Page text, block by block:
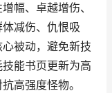
幅、卓越增伤、
减伤、仇恨吸
被动，避免新技
能书页更新为高
高强度怪物。